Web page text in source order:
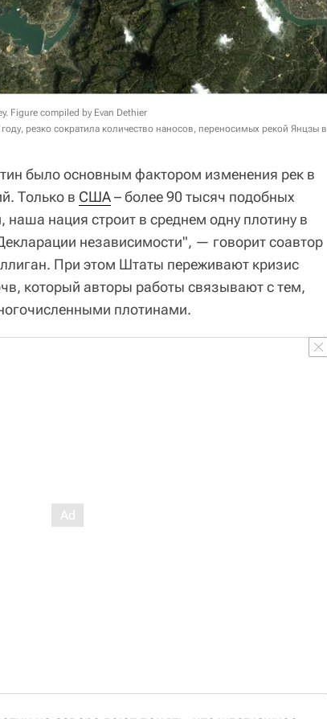
Figure compiled by Evan Dethier
резко сократила количество наносов, переносимых рекой Янцзы в
было основным фактором изменения рек в
Только в США– более 90 тысяч подобных
нация строит в среднем одну плотину в
независимости", — говорит соавтор
При этом Штаты переживают кризис
который авторы работы связывают с тем,
плотинами.